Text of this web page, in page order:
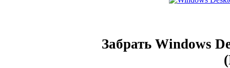
Забрать Windows